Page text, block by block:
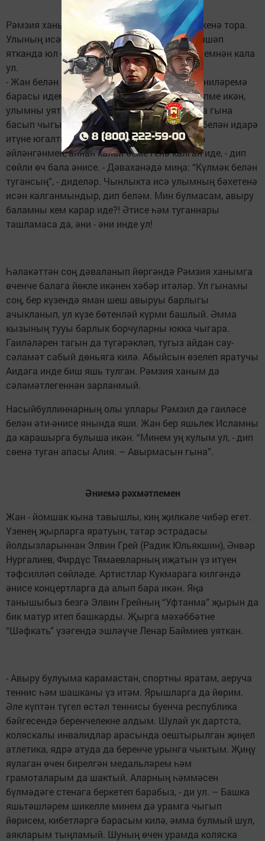
Рәмзия ханымны сынау арты сынау көтеп кенә тора.
Улының исәнлегенә сөенеп, бер көйгә генә яшәп
ятканда юл фаҗигасенә очрый, чак кына үлемнән кала
ул.
- Жан белән бергә Янил авылында яшәүче әниләремә
барасы идем. Әмма иртән нидер күңел сизепме икән,
улымны уятмадым, бүлмәдән аяк очларына гына
басып чыгып киттем. Юлда барганда, руль белән идарә
итүне югалтып, машинам белән биш тапкыр
әйләнгәнмен, аннан калай өеме генә калган иде, - дип
сөйли өч бала әнисе. - Дәваханәдә миңа: “Күлмәк белән
тугансың”, - диделәр. Чынлыкта исә улымның бәхетенә
исән калганмындыр, дип беләм. Мин булмасам, авыру
баламны кем карар иде?! Әтисе һәм туганнары
ташламаса да, әни - әни инде ул!
Һәлакәттән соң дәваланып йөргәндә Рәмзия ханымга
өченче балага йөкле икәнен хәбәр итәләр. Ул гынамы
соң, бер күзендә яман шеш авыруы барлыгы
ачыкланып, ул күзе бөтенләй күрми башлый. Әмма
кызының тууы барлык борчуларны юкка чыгара.
Гаиләләрен тагын да түгәрәкләп, тугыз айдан сау-
сәламәт сабый дөньяга килә. Абыйсын өзелеп яратучы
Аидага инде биш яшь тулган. Рәмзия ханым да
сәламәтлегеннән зарланмый.
Насыйбуллиннарның олы уллары Рәмзил дә гаиләсе
белән әти-әнисе янында яши. Жан бер яшьлек Исламны
да карашырга булыша икән. “Минем уң кулым ул, - дип
сөенә туган апасы Алия. – Авырмасын гына”.
Әниемә рәхмәтлемен
Жан - йомшак кына тавышлы, киң җилкәле чибәр егет.
Үзенең җырларга яратуын, татар эстрадасы
йолдызларыннан Элвин Грей (Радик Юльякшин), Әнвәр
Нургалиев, Фирдүс Тямаевларның иҗатын үз итүен
тәфсилләп сөйләде. Артистлар Кукмарага килгәндә
әнисе концертларга да алып бара икән. Яңа
танышыбыз безгә Элвин Грейның “Уфтанма” җырын да
бик матур итеп башкарды. Җырга мәхәббәтне
“Шәфкать” үзәгендә эшләүче Ленар Баймиев уяткан.
- Авыру булуыма карамастан, спортны яратам, аеруча
теннис һәм шашканы үз итәм. Ярышларга да йөрим.
Әле күптән түгел өстәл теннисы буенча республика
бәйгесендә беренчелекне алдым. Шулай ук дартста,
коляскалы инвалидлар арасында оештырылган җиңел
атлетика, ядрә атуда да беренче урынга чыктым. Җиңү
яулаган өчен бирелгән медальләрем һәм
грамоталарым да шактый. Аларның һәммәсен
бүлмәдәге стенага беркетеп барабыз, - ди ул. – Башка
яшьтәшләрем шикелле минем дә урамга чыгып
йөрисем, кибетләргә барасым килә, әмма булмый шул,
аякларым тыңламый. Шуның өчен урамда коляска